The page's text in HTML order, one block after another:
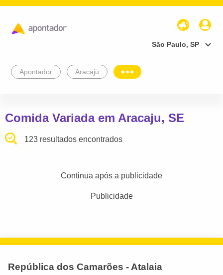
São Paulo, SP
Apontador Aracaju
Comida Variada em Aracaju, SE
123 resultados encontrados
Continua após a publicidade
Publicidade
República dos Camarões - Atalaia